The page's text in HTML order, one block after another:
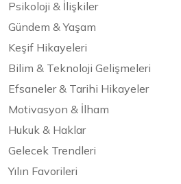
Psikoloji & İlişkiler
Gündem & Yaşam
Keşif Hikayeleri
Bilim & Teknoloji Gelişmeleri
Efsaneler & Tarihi Hikayeler
Motivasyon & İlham
Hukuk & Haklar
Gelecek Trendleri
Yılın Favorileri